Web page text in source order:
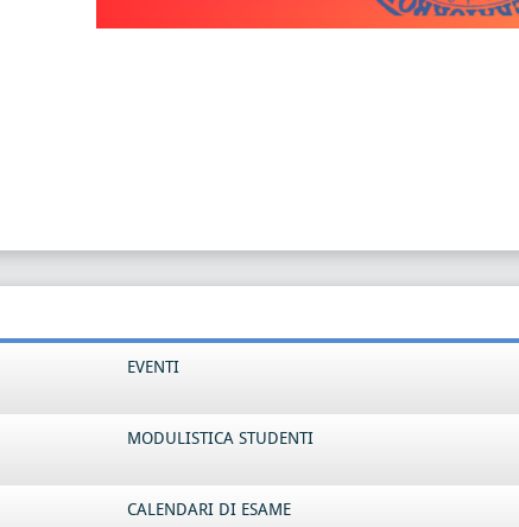
EVENTI
MODULISTICA STUDENTI
CALENDARI DI ESAME